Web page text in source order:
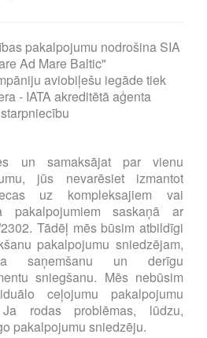
pakalpojumu nodrošina SIA
Ad Mare Baltic"
aviobiļešu iegāde tiek
- IATA akreditētā aģenta
starpniecību
un samaksājat par vienu
jūs nevarēsiet izmantot
uz kompleksajiem vai
pakalpojumiem saskaņā ar
Tādēļ mēs būsim atbildīgi
pakalpojumu sniedzējam,
saņemšanu un derīgu
sniegšanu. Mēs nebūsim
ceļojumu pakalpojumu
rodas problēmas, lūdzu,
pakalpojumu sniedzēju.